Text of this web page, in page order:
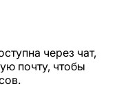
через чат,
почту, чтобы